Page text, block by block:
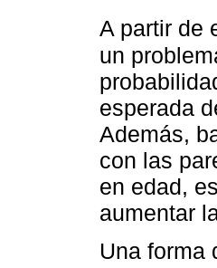
A partir de
un
esperada
Además,
con las
en edad,
aumentar
Una forma